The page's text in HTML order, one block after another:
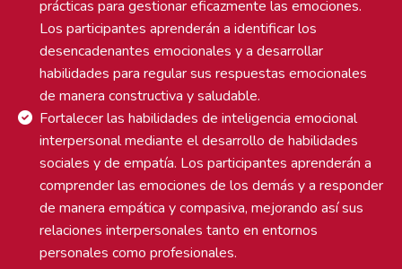
prácticas para gestionar eficazmente las emociones.
Los participantes aprenderán a identificar los
desencadenantes emocionales y a desarrollar
habilidades para regular sus respuestas emocionales
de manera constructiva y saludable.
Fortalecer las habilidades de inteligencia emocional
interpersonal mediante el desarrollo de habilidades
sociales y de empatía. Los participantes aprenderán a
comprender las emociones de los demás y a responder
de manera empática y compasiva, mejorando así sus
relaciones interpersonales tanto en entornos
personales como profesionales.